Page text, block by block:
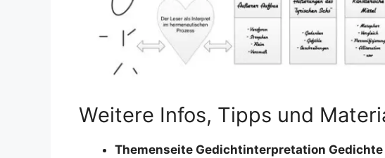
Weitere Infos, Tipps und
Themenseite Gedichtinterpretation Gedichte